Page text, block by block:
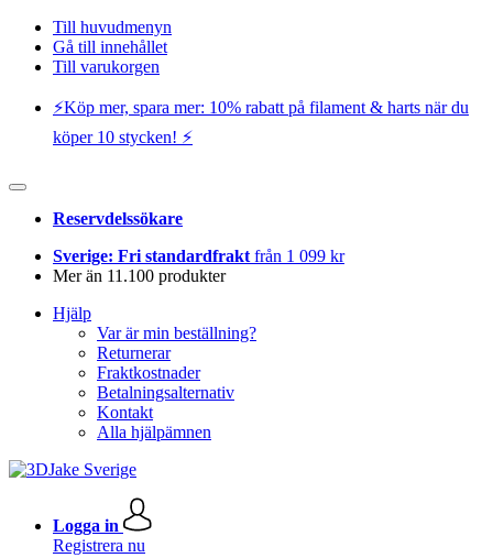
Till huvudmenyn
Gå till innehållet
Till varukorgen
⚡️Köp mer, spara mer: 10% rabatt på filament & harts när du
köper 10 stycken! ⚡️
Reservdelssökare
Sverige: Fri standardfrakt från 1 099 kr
Mer än 11.100 produkter
Hjälp
Var är min beställning?
Returnerar
Fraktkostnader
Betalningsalternativ
Kontakt
Alla hjälpämnen
Logga in
Registrera nu